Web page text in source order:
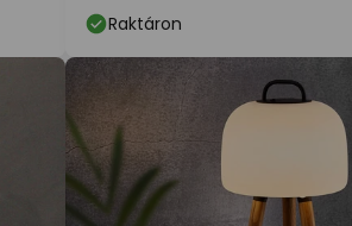
Raktáron